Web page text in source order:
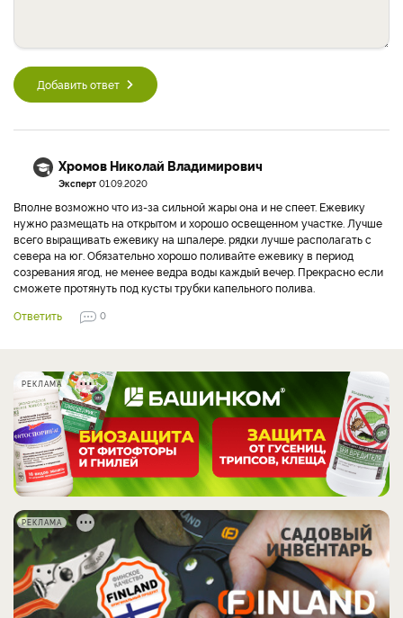
Добавить ответ
Хромов Николай Владимирович
Эксперт 01.09.2020
Вполне возможно что из-за сильной жары она и не спеет. Ежевику
нужно размещать на открытом и хорошо освещенном участке. Лучше
всего выращивать ежевику на шпалере. рядки лучше располагать с
севера на юг. Обязательно хорошо поливайте ежевику в период
созревания ягод, не менее ведра воды каждый вечер. Прекрасно если
сможете протянуть под кусты трубки капельного полива.
Ответить
0
РЕКЛАМА
РЕКЛАМА